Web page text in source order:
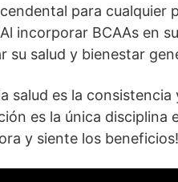
para cualquier
incorporar BCAAs en
su salud y bienestar
salud es la
es la única disciplina
y siente los beneficios!